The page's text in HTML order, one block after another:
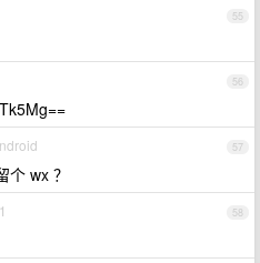
55
56
57
个 wx ？
58